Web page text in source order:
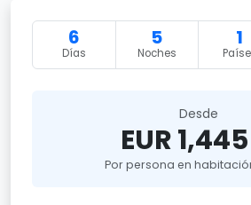
6
Días
5
Noches
1
Desde
EUR 1,445
Por persona en